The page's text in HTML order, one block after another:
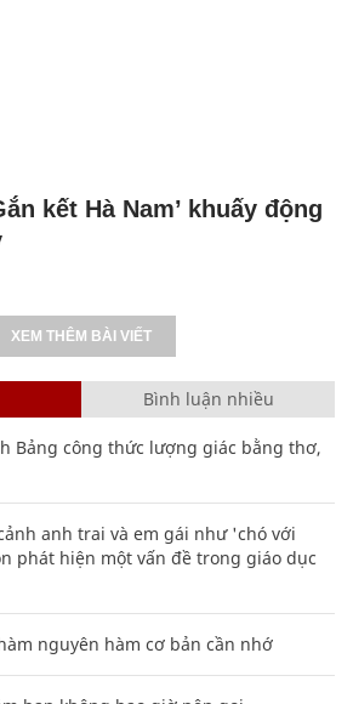
kết Hà Nam’ khuấy động
XEM THÊM BÀI VIẾT
Bình luận nhiều
Bảng công thức lượng giác bằng thơ,
anh trai và em gái như 'chó với
phát hiện một vấn đề trong giáo dục
nguyên hàm cơ bản cần nhớ